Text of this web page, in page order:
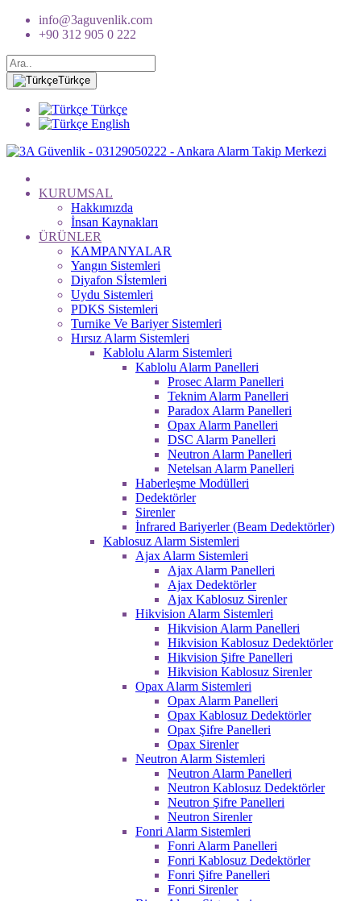
info@3aguvenlik.com
+90 312 905 0 222
Türkçe
Türkçe
English
KURUMSAL
Hakkımızda
İnsan Kaynakları
ÜRÜNLER
KAMPANYALAR
Yangın Sistemleri
Diyafon Sİstemleri
Uydu Sistemleri
PDKS Sistemleri
Turnike Ve Bariyer Sistemleri
Hırsız Alarm Sistemleri
Kablolu Alarm Sistemleri
Kablolu Alarm Panelleri
Prosec Alarm Panelleri
Teknim Alarm Panelleri
Paradox Alarm Panelleri
Opax Alarm Panelleri
DSC Alarm Panelleri
Neutron Alarm Panelleri
Netelsan Alarm Panelleri
Haberleşme Modülleri
Dedektörler
Sirenler
İnfrared Bariyerler (Beam Dedektörler)
Kablosuz Alarm Sistemleri
Ajax Alarm Sistemleri
Ajax Alarm Panelleri
Ajax Dedektörler
Ajax Kablosuz Sirenler
Hikvision Alarm Sistemleri
Hikvision Alarm Panelleri
Hikvision Kablosuz Dedektörler
Hikvision Şifre Panelleri
Hikvision Kablosuz Sirenler
Opax Alarm Sistemleri
Opax Alarm Panelleri
Opax Kablosuz Dedektörler
Opax Şifre Panelleri
Opax Sirenler
Neutron Alarm Sistemleri
Neutron Alarm Panelleri
Neutron Kablosuz Dedektörler
Neutron Şifre Panelleri
Neutron Sirenler
Fonri Alarm Sistemleri
Fonri Alarm Panelleri
Fonri Kablosuz Dedektörler
Fonri Şifre Panelleri
Fonri Sirenler